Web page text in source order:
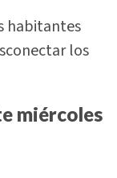
habitantes
los
miércoles